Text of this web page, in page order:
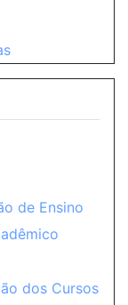
de Ensino
dos Cursos